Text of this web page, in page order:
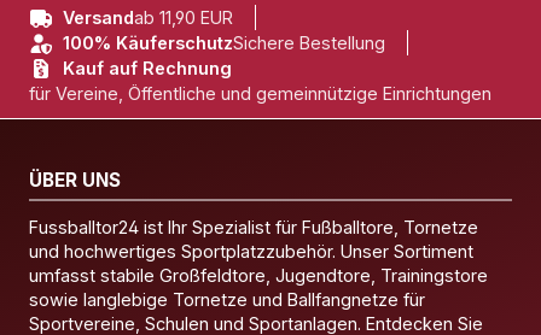
Versandab 11,90 EUR
100% KäuferschutzSichere Bestellung
Kauf auf Rechnung
für Vereine, Öffentliche und gemeinnützige Einrichtungen
ÜBER UNS
Fussballtor24 ist Ihr Spezialist für Fußballtore, Tornetze
und hochwertiges Sportplatzzubehör. Unser Sortiment
umfasst stabile Großfeldtore, Jugendtore, Trainingstore
sowie langlebige Tornetze und Ballfangnetze für
Sportvereine, Schulen und Sportanlagen. Entdecken Sie